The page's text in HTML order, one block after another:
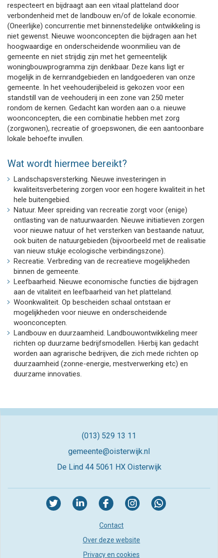
respecteert en bijdraagt aan een vitaal platteland door
verbondenheid met de landbouw en/of de lokale economie.
(Oneerlijke) concurrentie met binnenstedelijke ontwikkeling is
niet gewenst. Nieuwe woonconcepten die bijdragen aan het
hoogwaardige en onderscheidende woonmilieu van de
gemeente en niet strijdig zijn met het gemeentelijk
woningbouwprogramma zijn denkbaar. Deze kans ligt er
mogelijk in de kernrandgebieden en landgoederen van onze
gemeente. In het veehouderijbeleid is gekozen voor een
standstill van de veehouderij in een zone van 250 meter
rondom de kernen. Gedacht kan worden aan o.a. nieuwe
woonconcepten, die een combinatie hebben met zorg
(zorgwonen), recreatie of groepswonen, die een aantoonbare
lokale behoefte invullen.
Wat wordt hiermee bereikt?
Landschapsversterking. Nieuwe investeringen in
kwaliteitsverbetering zorgen voor een hogere kwaliteit in het
hele buitengebied.
Natuur. Meer spreiding van recreatie zorgt voor (enige)
ontlasting van de natuurwaarden. Nieuwe initiatieven zorgen
voor nieuwe natuur of het versterken van bestaande natuur,
ook buiten de natuurgebieden (bijvoorbeeld met de realisatie
van nieuw stukje ecologische verbindingszone).
Recreatie. Verbreding van de recreatieve mogelijkheden
binnen de gemeente.
Leefbaarheid. Nieuwe economische functies die bijdragen
aan de vitaliteit en leefbaarheid van het platteland.
Woonkwaliteit. Op bescheiden schaal ontstaan er
mogelijkheden voor nieuwe en onderscheidende
woonconcepten.
Landbouw en duurzaamheid. Landbouwontwikkeling meer
richten op duurzame bedrijfsmodellen. Hierbij kan gedacht
worden aan agrarische bedrijven, die zich mede richten op
duurzaamheid (zonne-energie, mestverwerking etc) en
duurzame innovaties.
(013) 529 13 11
gemeente@oisterwijk.nl
De Lind 44 5061 HX Oisterwijk
Contact
Over deze website
Privacy en cookies